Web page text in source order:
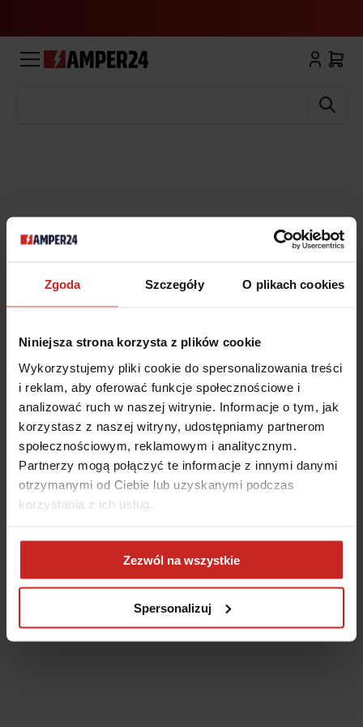
Zgoda Szczegóły O plikach cookies
Niniejsza strona korzysta z plików cookie
Wykorzystujemy pliki cookie do spersonalizowania treści
i reklam, aby oferować funkcje społecznościowe i
analizować ruch w naszej witrynie. Informacje o tym, jak
korzystasz z naszej witryny, udostępniamy partnerom
społecznościowym, reklamowym i analitycznym.
Partnerzy mogą połączyć te informacje z innymi danymi
otrzymanymi od Ciebie lub uzyskanymi podczas
korzystania z ich usług.
Zezwól na wszystkie
Spersonalizuj
browser console for more information)